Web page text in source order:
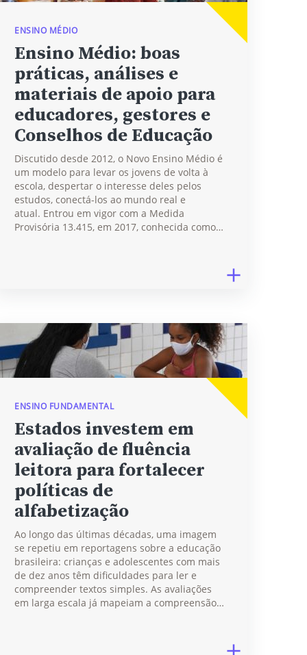
ENSINO MÉDIO
Ensino Médio: boas
práticas, análises e
materiais de apoio para
educadores, gestores e
Conselhos de Educação
Discutido desde 2012, o Novo Ensino Médio é
um modelo para levar os jovens de volta à
escola, despertar o interesse deles pelos
estudos, conectá-los ao mundo real e
atual. Entrou em vigor com a Medida
Provisória 13.415, em 2017, conhecida como…
ENSINO FUNDAMENTAL
Estados investem em
avaliação de fluência
leitora para fortalecer
políticas de
alfabetização
Ao longo das últimas décadas, uma imagem
se repetiu em reportagens sobre a educação
brasileira: crianças e adolescentes com mais
de dez anos têm dificuldades para ler e
compreender textos simples. As avaliações
em larga escala já mapeiam a compreensão…